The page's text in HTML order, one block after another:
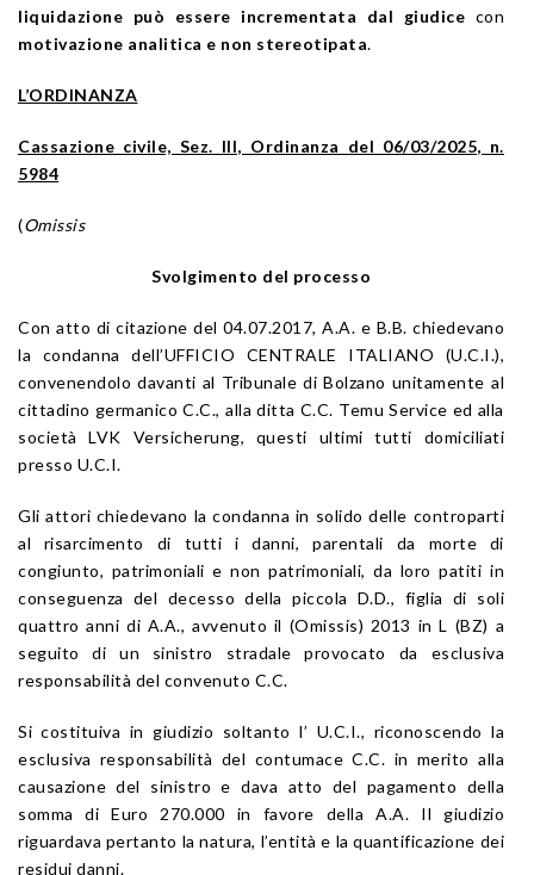
liquidazione può essere incrementata dal giudice con
motivazione analitica e non stereotipata.
L’ORDINANZA
Cassazione civile, Sez. III, Ordinanza del 06/03/2025, n.
5984
(Omissis
Svolgimento del processo
Con atto di citazione del 04.07.2017, A.A. e B.B. chiedevano
la condanna dell’UFFICIO CENTRALE ITALIANO (U.C.I.),
convenendolo davanti al Tribunale di Bolzano unitamente al
cittadino germanico C.C., alla ditta C.C. Temu Service ed alla
società LVK Versicherung, questi ultimi tutti domiciliati
presso U.C.I.
Gli attori chiedevano la condanna in solido delle controparti
al risarcimento di tutti i danni, parentali da morte di
congiunto, patrimoniali e non patrimoniali, da loro patiti in
conseguenza del decesso della piccola D.D., figlia di soli
quattro anni di A.A., avvenuto il (Omissis) 2013 in L (BZ) a
seguito di un sinistro stradale provocato da esclusiva
responsabilità del convenuto C.C.
Si costituiva in giudizio soltanto l’ U.C.I., riconoscendo la
esclusiva responsabilità del contumace C.C. in merito alla
causazione del sinistro e dava atto del pagamento della
somma di Euro 270.000 in favore della A.A. Il giudizio
riguardava pertanto la natura, l’entità e la quantificazione dei
residui danni.